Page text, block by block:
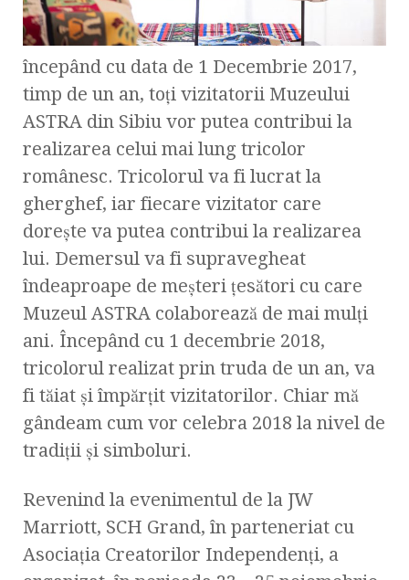
începând cu data de 1 Decembrie 2017,
timp de un an, toți vizitatorii Muzeului
ASTRA din Sibiu vor putea contribui la
realizarea celui mai lung tricolor
românesc. Tricolorul va fi lucrat la
gherghef, iar fiecare vizitator care
dorește va putea contribui la realizarea
lui. Demersul va fi supravegheat
îndeaproape de meșteri țesători cu care
Muzeul ASTRA colaborează de mai mulți
ani. Începând cu 1 decembrie 2018,
tricolorul realizat prin truda de un an, va
fi tăiat și împărțit vizitatorilor. Chiar mă
gândeam cum vor celebra 2018 la nivel de
tradiţii şi simboluri.
Revenind la evenimentul de la JW
Marriott, SCH Grand, în parteneriat cu
Asociația Creatorilor Independenți, a